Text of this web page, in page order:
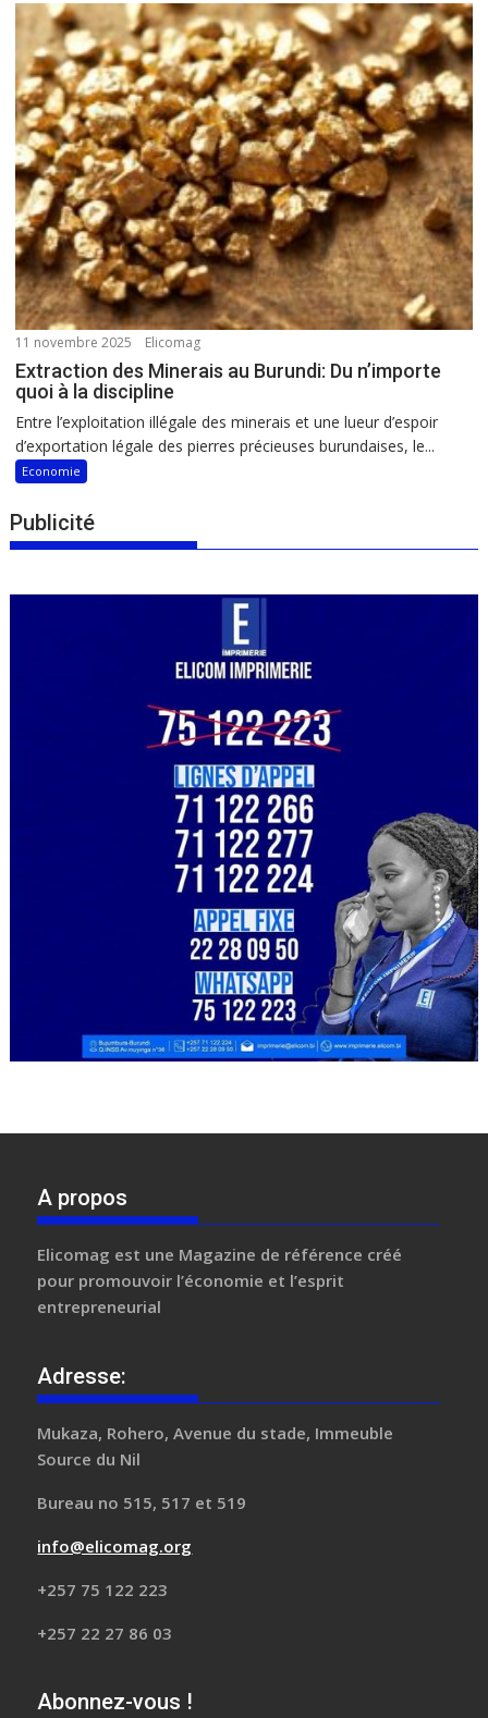
11 novembre 2025 Elicomag
Extraction des Minerais au Burundi: Du n’importe
quoi à la discipline
Entre l’exploitation illégale des minerais et une lueur d’espoir
d’exportation légale des pierres précieuses burundaises, le...
Economie
Publicité
A propos
Elicomag est une Magazine de référence créé
pour promouvoir l’économie et l’esprit
entrepreneurial
Adresse:
Mukaza, Rohero, Avenue du stade, Immeuble
Source du Nil
Bureau no 515, 517 et 519
info@elicomag.org
+257 75 122 223
+257 22 27 86 03
Abonnez-vous !